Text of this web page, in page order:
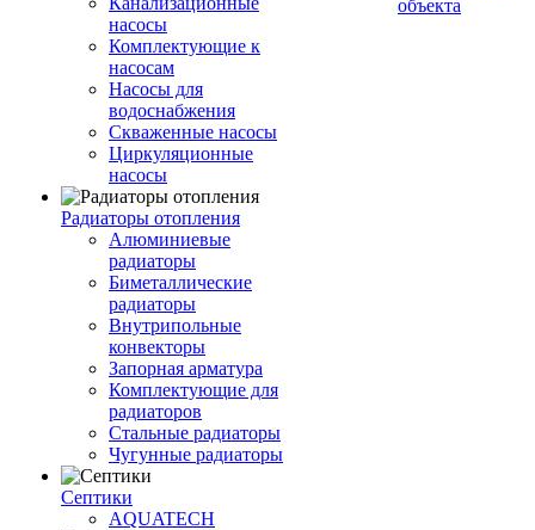
насосы
Комплектующие к
насосам
Насосы для
водоснабжения
Скваженные насосы
Циркуляционные
насосы
Радиаторы отопления
Алюминиевые
радиаторы
Биметаллические
радиаторы
Внутрипольные
конвекторы
Запорная арматура
Комплектующие для
радиаторов
Стальные радиаторы
Чугунные радиаторы
Септики
AQUATECH
объекта